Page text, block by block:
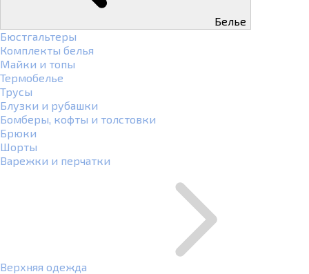
Белье
Бюстгальтеры
Комплекты белья
Майки и топы
Термобелье
Трусы
Блузки и рубашки
Бомберы, кофты и толстовки
Брюки
Шорты
Варежки и перчатки
Верхняя одежда